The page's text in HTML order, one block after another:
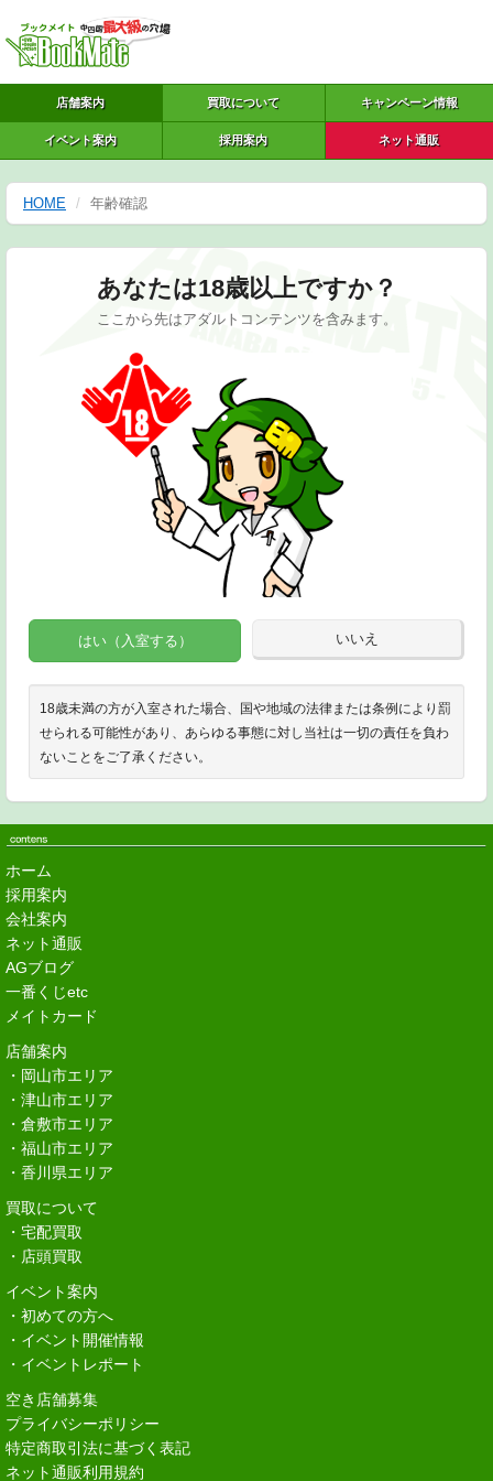
店舗案内 買取について キャンペーン情報
イベント案内 採用案内 ネット通販
HOME 年齢確認
あなたは18歳以上ですか？
ここから先はアダルトコンテンツを含みます。
はい（入室する） いいえ
18歳未満の方が入室された場合、国や地域の法律または条例により罰
せられる可能性があり、あらゆる事態に対し当社は一切の責任を負わ
ないことをご了承ください。
ホーム
採用案内
会社案内
ネット通販
AGブログ
一番くじetc
メイトカード
店舗案内
・岡山市エリア
・津山市エリア
・倉敷市エリア
・福山市エリア
・香川県エリア
買取について
・宅配買取
・店頭買取
イベント案内
・初めての方へ
・イベント開催情報
・イベントレポート
空き店舗募集
プライバシーポリシー
特定商取引法に基づく表記
ネット通販利用規約